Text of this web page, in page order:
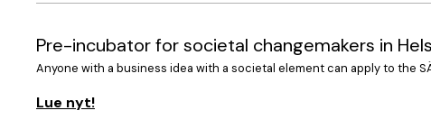
Pre-incubator for societal changemakers in
Anyone with a business idea with a societal element can apply to the
Lue nyt!